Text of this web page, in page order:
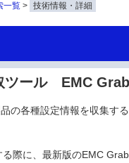
一覧 技術情報・詳細
ツール EMC
の各種設定情報を収集す
際に、最新版のEMC